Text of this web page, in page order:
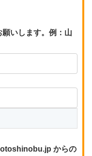
いします。例：山
からの